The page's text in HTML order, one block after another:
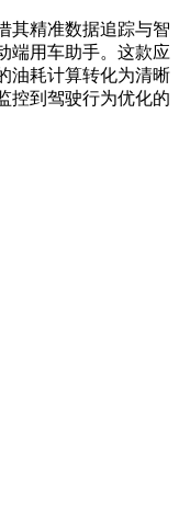
其精准数据追踪与智
端用车助手。这款应
油耗计算转化为清晰
控到驾驶行为优化的